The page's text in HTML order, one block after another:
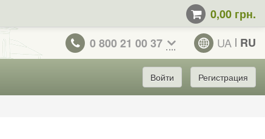
0,00 грн.
0 800 21 00 37 UA RU
Войти Регистрация